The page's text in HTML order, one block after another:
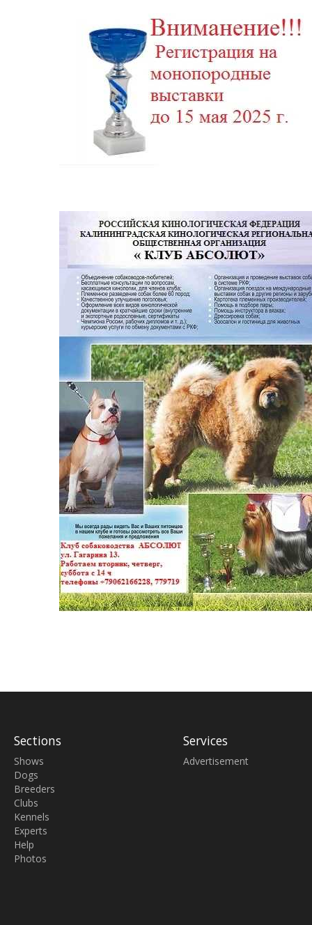
Sections
Shows
Dogs
Breeders
Clubs
Kennels
Experts
Help
Photos
Services
Advertisement